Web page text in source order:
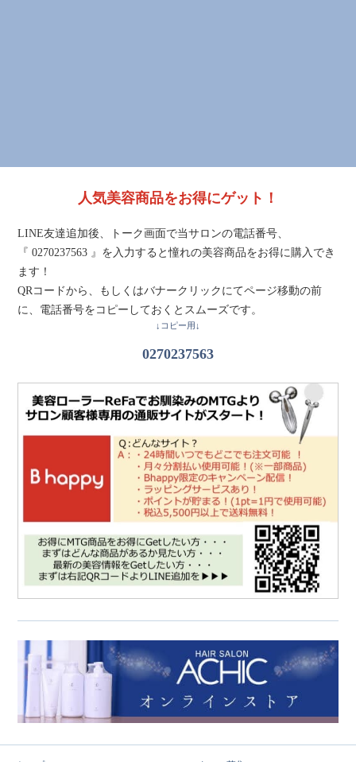
人気美容商品をお得にゲット！
LINE友達追加後、トーク画面で当サロンの電話番号、
『 0270237563 』を入力すると憧れの美容商品をお得に購入でき
ます！
QRコードから、もしくはバナークリックにてページ移動の前
に、電話番号をコピーしておくとスムーズです。
↓コピー用↓
0270237563